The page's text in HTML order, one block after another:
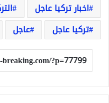
اخبار تركيا عاجل
تركيا عاجل
عاجل